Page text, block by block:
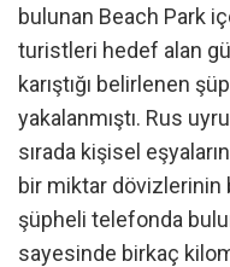
bulunan Beach Park
turistleri hedef alan
karıştığı belirlenen
yakalanmıştı. Rus
sırada kişisel
bir miktar dövizlerinin
şüpheli telefonda
sayesinde birkaç